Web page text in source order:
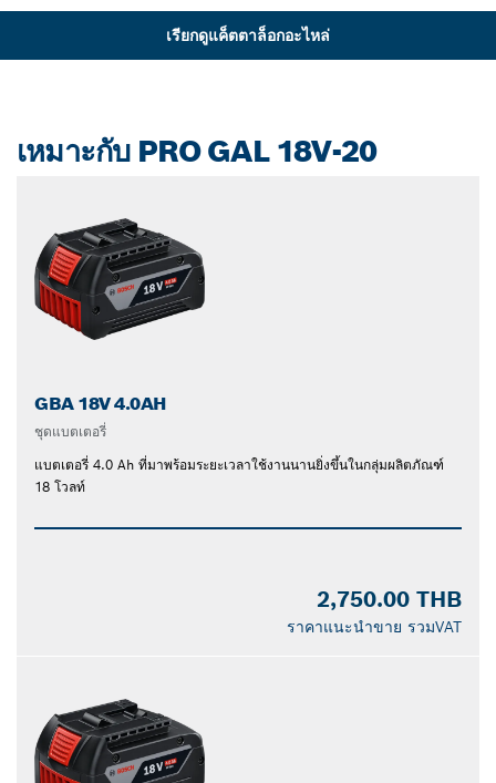
เรียกดูแค็ตตาล็อกอะไหล่
เหมาะกับ PRO GAL 18V-20
GBA 18V 4.0AH
ชุดแบตเตอรี่
แบตเตอรี่ 4.0 Ah ที่มาพร้อมระยะเวลาใช้งานนานยิ่งขึ้นในกลุ่มผลิตภัณฑ์
18 โวลท์
2,750.00 THB
ราคาแนะนำขาย รวมVAT